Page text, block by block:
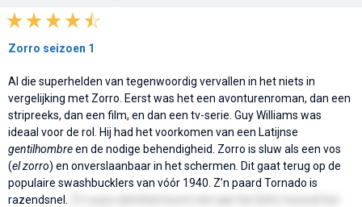
Zorro seizoen 1
Al die superhelden van tegenwoordig vervallen in het niets in
vergelijking met Zorro. Eerst was het een avonturenroman, dan een
stripreeks, dan een film, en dan een tv-serie. Guy Williams was
ideaal voor de rol. Hij had het voorkomen van een Latijnse
gentilhombreen de nodige behendigheid. Zorro is sluw als een vos
(el zorro) en onverslaanbaar in het schermen. Dit gaat terug op de
populaire swashbucklers van vóór 1940. Z’n paard Tornado is
razendsnel.